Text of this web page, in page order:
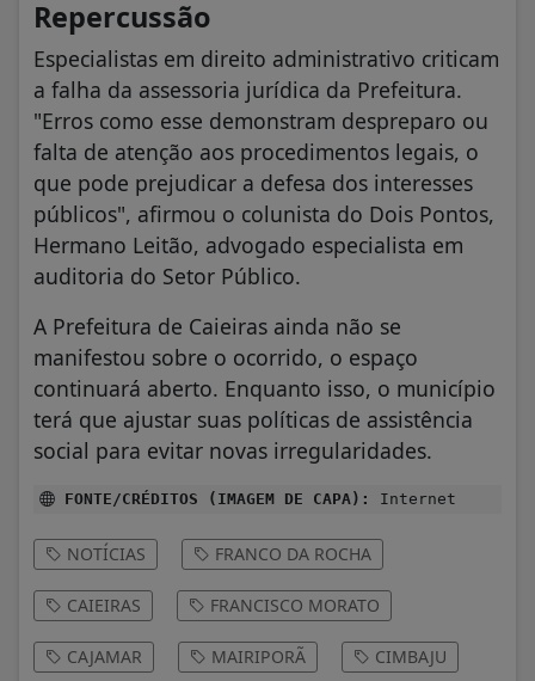
Repercussão
Especialistas em direito administrativo criticam
a falha da assessoria jurídica da Prefeitura.
"Erros como esse demonstram despreparo ou
falta de atenção aos procedimentos legais, o
que pode prejudicar a defesa dos interesses
públicos", afirmou o colunista do Dois Pontos,
Hermano Leitão, advogado especialista em
auditoria do Setor Público.
A Prefeitura de Caieiras ainda não se
manifestou sobre o ocorrido, o espaço
continuará aberto. Enquanto isso, o município
terá que ajustar suas políticas de assistência
social para evitar novas irregularidades.
FONTE/CRÉDITOS (IMAGEM DE CAPA): Internet
NOTÍCIAS FRANCO DA ROCHA
CAIEIRAS FRANCISCO MORATO
CAJAMAR MAIRIPORÃ CIMBAJU